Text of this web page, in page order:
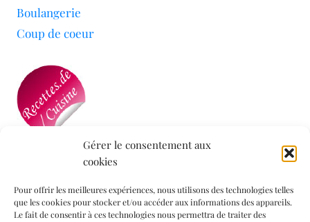
Gérer le consentement aux
cookies
Pour offrir les meilleures expériences, nous utilisons des technologies telles
que les cookies pour stocker et/ou accéder aux informations des appareils.
Le fait de consentir à ces technologies nous permettra de traiter des
Boulangerie
Coup de coeur
Mon blog a été sélectionné par le site